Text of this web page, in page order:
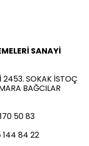
SANAYİ
2453. SOKAK İSTOÇ
BAĞCILAR
50 83
144 84 22